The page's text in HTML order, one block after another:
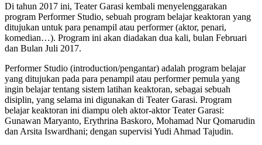
Di tahun 2017 ini, Teater Garasi kembali menyelenggarakan
program Performer Studio, sebuah program belajar keaktoran yang
ditujukan untuk para penampil atau performer (aktor, penari,
komedian…). Program ini akan diadakan dua kali, bulan Februari
dan Bulan Juli 2017.
Performer Studio (introduction/pengantar) adalah program belajar
yang ditujukan pada para penampil atau performer pemula yang
ingin belajar tentang sistem latihan keaktoran, sebagai sebuah
disiplin, yang selama ini digunakan di Teater Garasi. Program
belajar keaktoran ini diampu oleh aktor-aktor Teater Garasi:
Gunawan Maryanto, Erythrina Baskoro, Mohamad Nur Qomarudin
dan Arsita Iswardhani; dengan supervisi Yudi Ahmad Tajudin.